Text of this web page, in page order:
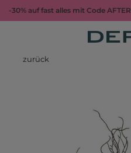
-30% auf fast alles mit Code
zurück